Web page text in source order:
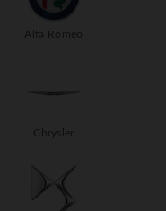
Alfa Roméo
Chrysler